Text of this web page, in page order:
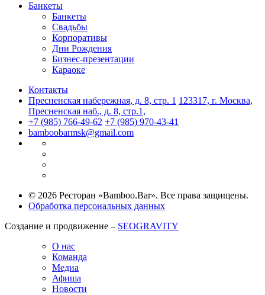
Банкеты
Банкеты
Свадьбы
Корпоративы
Дни Рождения
Бизнес-презентации
Караоке
Контакты
Пресненская набережная, д. 8, стр. 1 123317, г. Москва,
Пресненская наб., д. 8, стр.1,
+7 (985) 766-49-62 +7 (985) 970-43-41
bamboobarmsk@gmail.com
© 2026 Ресторан «Bamboo.Bar». Все права защищены.
Обработка персональных данных
Создание и продвижение – SEOGRAVITY
О нас
Команда
Медиа
Афиша
Новости